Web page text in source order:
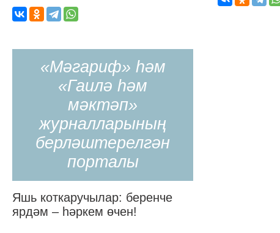
«Мәгариф» һәм
«Гаилә һәм
мәктәп»
журналларының
берләштерелгән
порталы
Яшь коткаручылар: беренче
ярдәм – һәркем өчен!